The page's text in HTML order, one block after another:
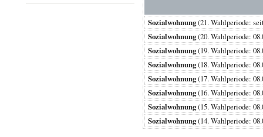
Sozialwohnung(21.
Sozialwohnung(20. Wahlperiode:
Sozialwohnung(19. Wahlperiode:
Sozialwohnung(18. Wahlperiode:
Sozialwohnung(17. Wahlperiode:
Sozialwohnung(16. Wahlperiode:
Sozialwohnung(15. Wahlperiode:
Sozialwohnung(14. Wahlperiode: